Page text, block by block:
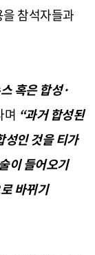
참석자들과
혹은 합성·
며 “과거 합성된
성인 것을 티가
이 들어오기
바뀌기